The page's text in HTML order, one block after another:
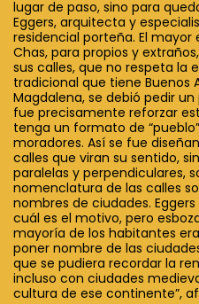
lugar de paso, sino para
Eggers, arquitecta y
residencial porteña. El
Chas, para propios y
sus calles, que no respeta la
tradicional que tiene Buenos
Magdalena, se debió pedir
fue precisamente reforzar
tenga un formato de
moradores. Así se fue
calles que viran su sentido,
paralelas y perpendiculares,
nomenclatura de las calles
nombres de ciudades.
cuál es el motivo, pero
mayoría de los habitantes
poner nombre de las
que se pudiera recordar la
incluso con ciudades
cultura de ese continente”,